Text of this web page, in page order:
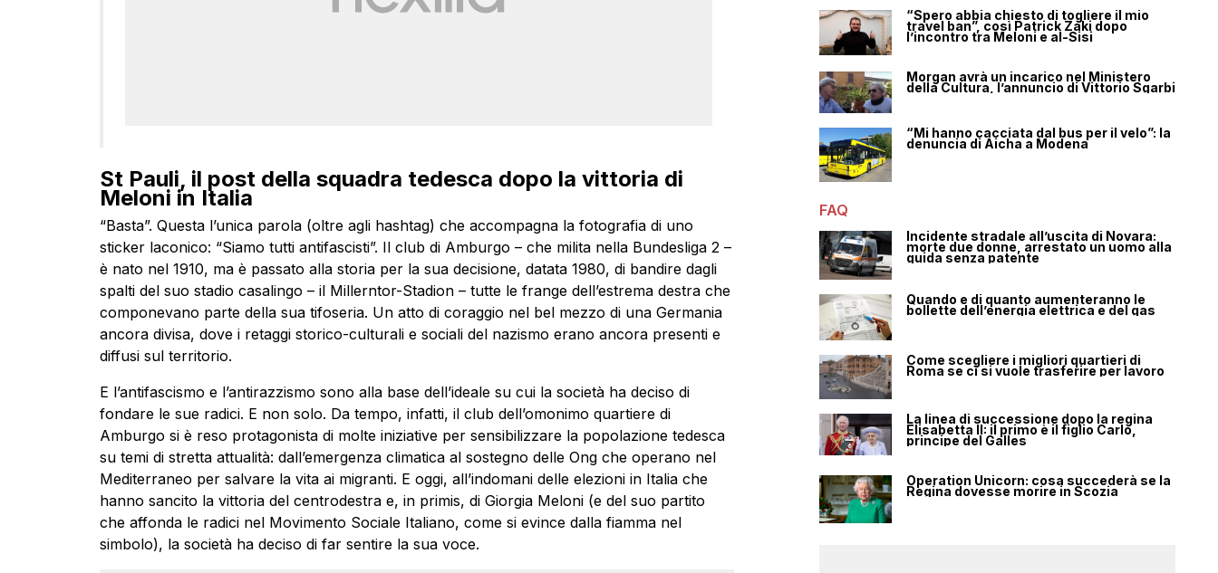
St Pauli, il post della squadra tedesca dopo la vittoria di
Meloni in Italia
“Basta”. Questa l’unica parola (oltre agli hashtag) che accompagna la fotografia di uno
sticker laconico: “Siamo tutti antifascisti”. Il club di Amburgo – che milita nella Bundesliga 2 –
è nato nel 1910, ma è passato alla storia per la sua decisione, datata 1980, di bandire dagli
spalti del suo stadio casalingo – il Millerntor-Stadion – tutte le frange dell’estrema destra che
componevano parte della sua tifoseria. Un atto di coraggio nel bel mezzo di una Germania
ancora divisa, dove i retaggi storico-culturali e sociali del nazismo erano ancora presenti e
diffusi sul territorio.
E l’antifascismo e l’antirazzismo sono alla base dell’ideale su cui la società ha deciso di
fondare le sue radici. E non solo. Da tempo, infatti, il club dell’omonimo quartiere di
Amburgo si è reso protagonista di molte iniziative per sensibilizzare la popolazione tedesca
su temi di stretta attualità: dall’emergenza climatica al sostegno delle Ong che operano nel
Mediterraneo per salvare la vita ai migranti. E oggi, all’indomani delle elezioni in Italia che
hanno sancito la vittoria del centrodestra e, in primis, di Giorgia Meloni (e del suo partito
che affonda le radici nel Movimento Sociale Italiano, come si evince dalla fiamma nel
simbolo), la società ha deciso di far sentire la sua voce.
“Spero abbia chiesto di togliere il mio
travel ban”, così Patrick Zaki dopo
l’incontro tra Meloni e al-Sisi
Morgan avrà un incarico nel Ministero
della Cultura, l’annuncio di Vittorio Sgarbi
“Mi hanno cacciata dal bus per il velo”: la
denuncia di Aicha a Modena
FAQ
Incidente stradale all’uscita di Novara:
morte due donne, arrestato un uomo alla
guida senza patente
Quando e di quanto aumenteranno le
bollette dell’energia elettrica e del gas
Come scegliere i migliori quartieri di
Roma se ci si vuole trasferire per lavoro
La linea di successione dopo la regina
Elisabetta II: il primo è il figlio Carlo,
principe del Galles
Operation Unicorn: cosa succederà se la
Regina dovesse morire in Scozia